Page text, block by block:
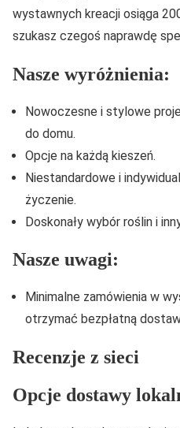
wystawnych kreacji osiąga
szukasz czegoś naprawdę
Nasze wyróżnienia:
Nowoczesne i stylowe
do domu.
Opcje na każdą kieszeń.
Niestandardowe i
życzenie.
Doskonały wybór roślin i
Nasze uwagi:
Minimalne zamówienia w
otrzymać bezpłatną
Recenzje z sieci
Opcje dostawy